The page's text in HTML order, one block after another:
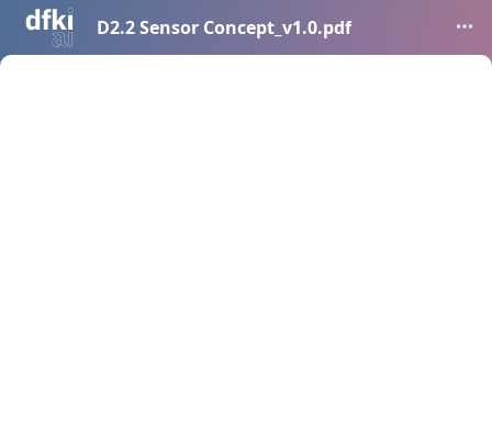
D2.2 Sensor Concept_v1.0.pdf